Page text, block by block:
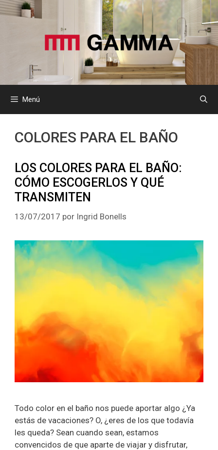
Saltar
al
Menú
COLORES PARA EL BAÑO
LOS COLORES PARA EL BAÑO:
CÓMO ESCOGERLOS Y QUÉ
TRANSMITEN
13/07/2017 por Ingrid Bonells
Todo color en el baño nos puede aportar algo ¿Ya
estás de vacaciones? O, ¿eres de los que todavía
les queda? Sean cuando sean, estamos
convencidos de que aparte de viajar y disfrutar,